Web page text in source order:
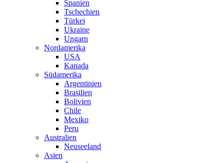
Spanien
Tschechien
Türkei
Ukraine
Ungarn
Nordamerika
USA
Kanada
Südamerika
Argentinien
Brasilien
Bolivien
Chile
Mexiko
Peru
Australien
Neuseeland
Asien